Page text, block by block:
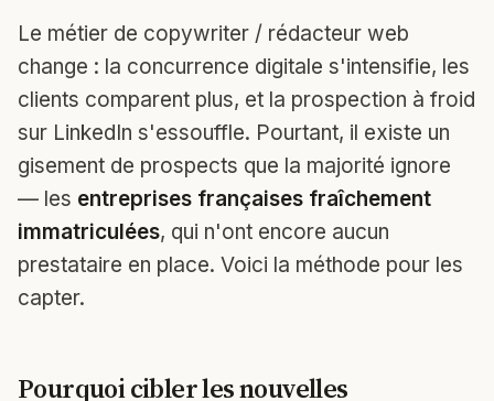
Le métier de copywriter / rédacteur web
change : la concurrence digitale s'intensifie, les
clients comparent plus, et la prospection à froid
sur LinkedIn s'essouffle. Pourtant, il existe un
gisement de prospects que la majorité ignore
— les entreprises françaises fraîchement
immatriculées, qui n'ont encore aucun
prestataire en place. Voici la méthode pour les
capter.
Pourquoi cibler les nouvelles